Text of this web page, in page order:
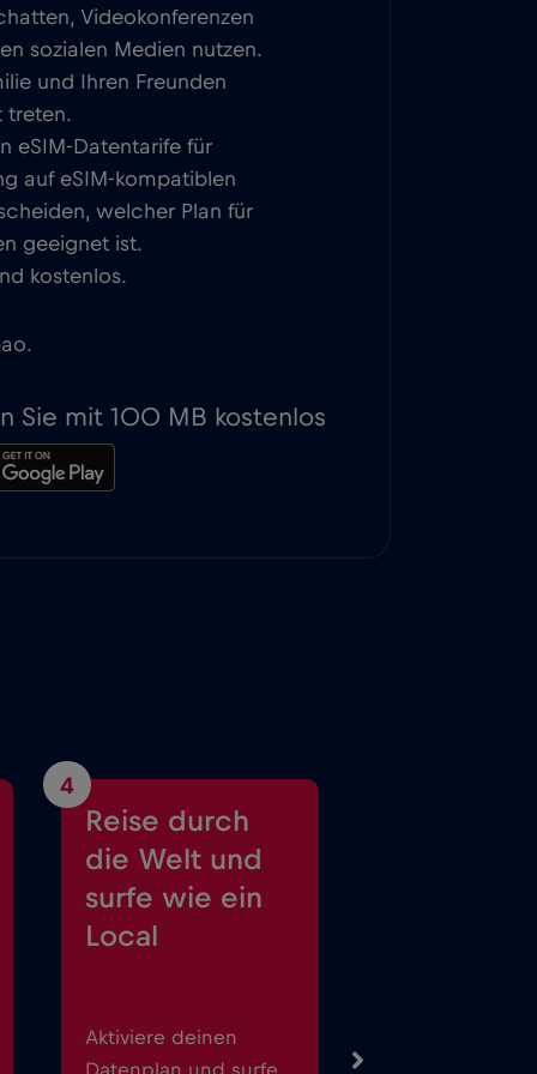
Videokonferenzen
sozialen Medien nutzen.
und Ihren Freunden
treten.
eSIM-Datentarife für
auf eSIM-kompatiblen
welcher Plan für
geeignet ist.
kostenlos.
Sie mit 100 MB kostenlos
4
Reise durch
die Welt und
surfe wie ein
Local
Aktiviere deinen
Datenplan und surfe